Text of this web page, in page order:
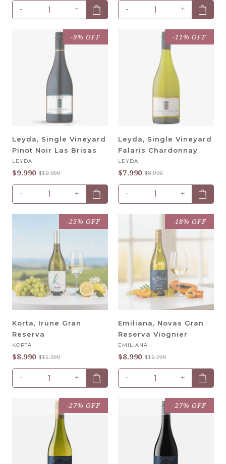
+
- +
-
-9% OFF
Leyda, Single Vineyard
Pinot Noir Las Brisas
LEYDA
$9.990 $10.990
+
-
-11% OFF
Leyda, Single Vineyard
Falaris Chardonnay
LEYDA
$7.990 $8.990
+
-
-25% OFF
Korta, Irune Gran
Reserva
KORTA
$8.990 $11.990
+
-
-18% OFF
Emiliana, Novas Gran
Reserva Viognier
EMILIANA
$8.990 $10.990
+
-
-27% OFF -27% OFF